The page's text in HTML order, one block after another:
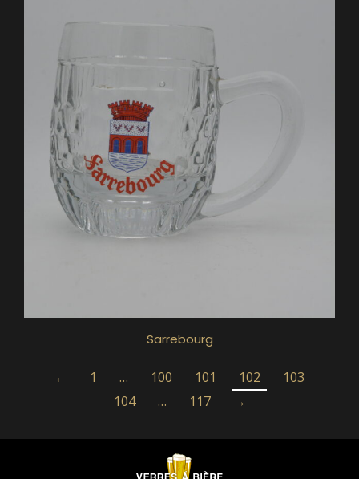
Sarrebourg
← 1 … 100 101 102
103
104
… 117 →